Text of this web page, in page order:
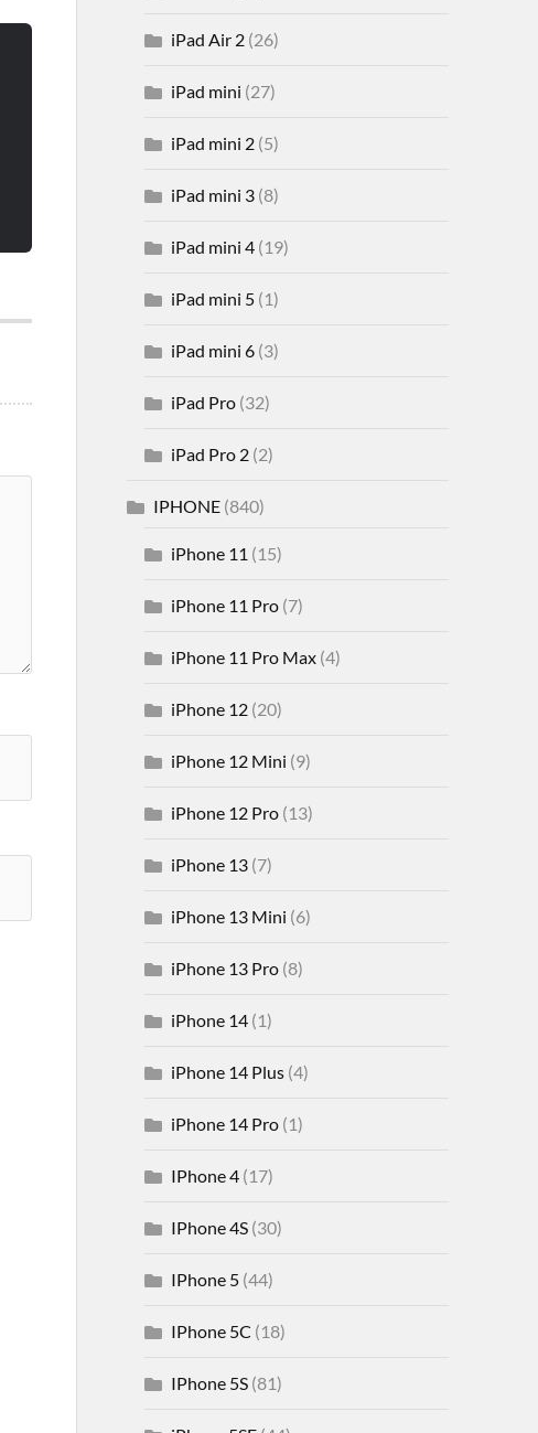
iPad Air 2(26)
iPad mini (27)
iPad mini 2(5)
iPad mini 3(8)
iPad mini 4(19)
iPad mini 5(1)
iPad mini 6(3)
iPad Pro(32)
iPad Pro 2(2)
IPHONE(840)
iPhone 11 (15)
iPhone 11 Pro(7)
iPhone 11 Pro Max(4)
iPhone 12(20)
iPhone 12 Mini (9)
iPhone 12 Pro(13)
iPhone 13(7)
iPhone 13 Mini (6)
iPhone 13 Pro(8)
iPhone 14(1)
iPhone 14 Plus(4)
iPhone 14 Pro(1)
IPhone 4(17)
IPhone 4S(30)
IPhone 5(44)
IPhone 5C (18)
IPhone 5S(81)